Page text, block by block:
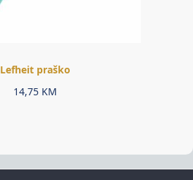
Lefheit praško
14,75 KM